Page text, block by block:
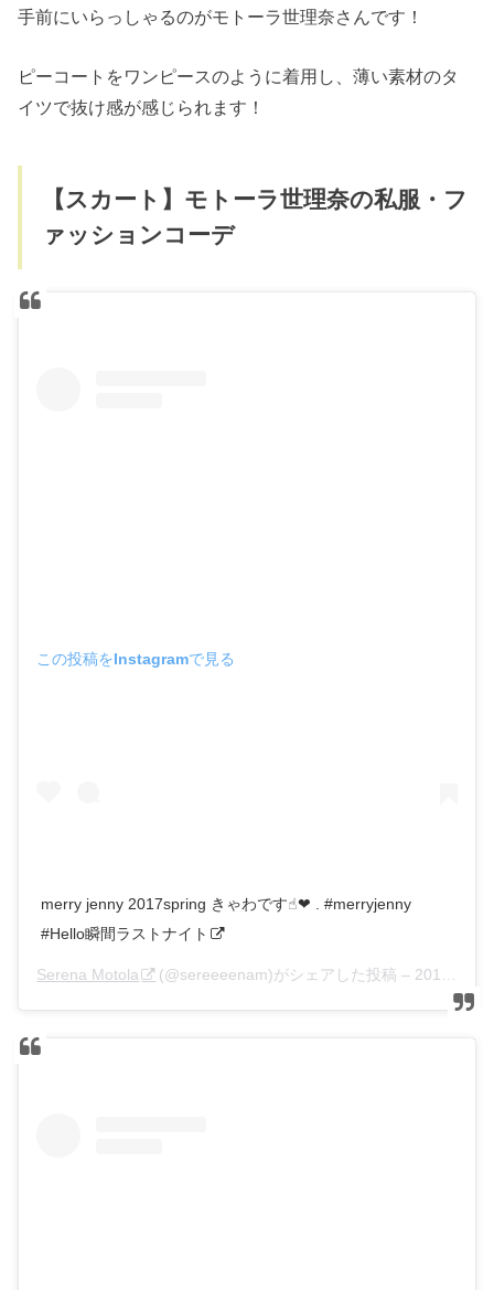
手前にいらっしゃるのがモトーラ世理奈さんです！
ピーコートをワンピースのように着用し、薄い素材のタ
イツで抜け感が感じられます！
【スカート】モトーラ世理奈の私服・フ
ァッションコーデ
この投稿をInstagramで見る
merry jenny 2017spring きゃわです☝︎❤︎ . #merryjenny
#Hello瞬間ラストナイト
Serena Motola (@sereeeenam)がシェアした投稿 – 2016年10月月30日午前2時58分PDT